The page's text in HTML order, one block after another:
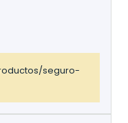
seguro-